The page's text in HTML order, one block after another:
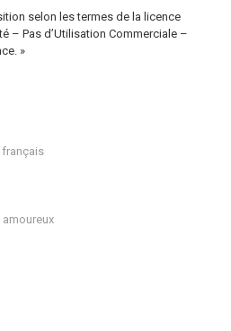
selon les termes de la licence
– Pas d’Utilisation Commerciale –
»